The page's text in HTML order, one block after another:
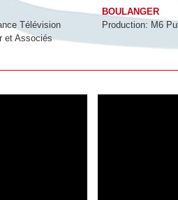
Télévision
et Associés
BOULANGER
Production: M6